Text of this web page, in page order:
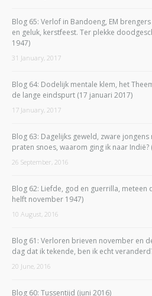
Blog 65: Verlof in Bandoeng, EM
en geluk, kerstfeest. Ter plekke
1947)
31 January, 2017
Blog 64: Dodelijk mentale klem, het
de lange eindspurt (17 januari 2017)
17 January, 2017
Blog 63: Dagelijks geweld, zware
praten snoes, waarom ging ik naar
26 September, 2016
Blog 62: Liefde, god en guerrilla, meteen
helft november 1947)
10 August, 2016
Blog 61: Verloren brieven november en
dag dat ik tekende, ben ik echt
20 June, 2016
Blog 60: Tussentijd (juni 2016)